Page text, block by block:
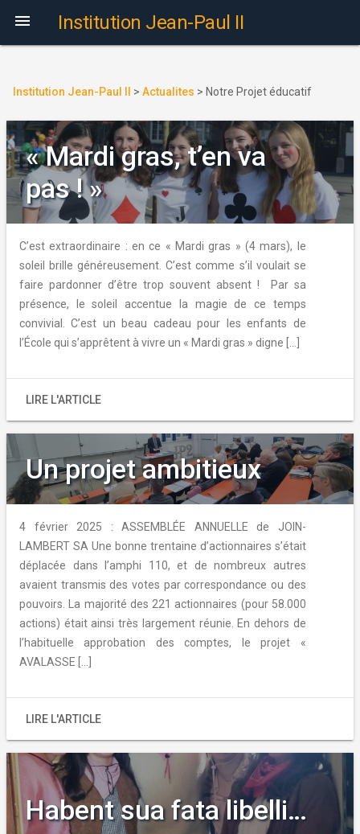
 Institution Jean-Paul II
Institution Jean-Paul II > Actualites > Notre Projet éducatif
« Mardi gras, t’en va
pas ! »
C’est extraordinaire : en ce « Mardi gras » (4 mars), le
soleil brille généreusement. C’est comme s’il voulait se
faire pardonner d’être trop souvent absent ! Par sa
présence, le soleil accentue la magie de ce temps
convivial. C’est un beau cadeau pour les enfants de
l’École qui s’apprêtent à vivre un « Mardi gras » digne […]
LIRE L'ARTICLE
Un projet ambitieux
4 février 2025 : ASSEMBLÉE ANNUELLE de JOIN-
LAMBERT SA Une bonne trentaine d’actionnaires s’était
déplacée dans l’amphi 110, et de nombreux autres
avaient transmis des votes par correspondance ou des
pouvoirs. La majorité des 221 actionnaires (pour 58.000
actions) était ainsi très largement réunie. En dehors de
l’habituelle approbation des comptes, le projet «
AVALASSE […]
LIRE L'ARTICLE
Habent sua fata libelli…